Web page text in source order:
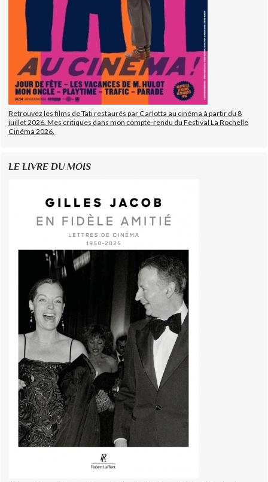
Retrouvez les films de Tati restaurés par Carlotta au cinéma à partir du 8
juillet 2026. Mes critiques dans mon compte-rendu du Festival La Rochelle
Cinéma 2026.
LE LIVRE DU MOIS